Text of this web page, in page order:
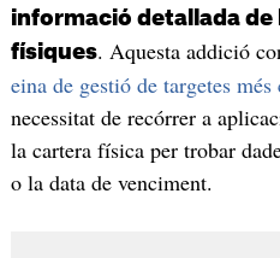
informació detallada de
físiques. Aquesta addició
eina de gestió de targetes
necessitat de recórrer a
la cartera física per trobar
o la data de venciment.